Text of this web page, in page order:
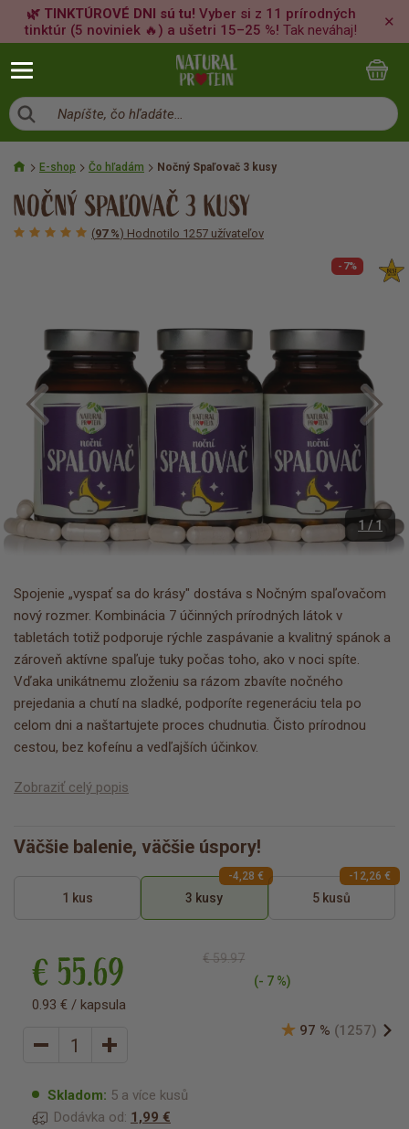
🌿 TINKTÚROVÉ DNI sú tu! Vyber si z 11 prírodných
tinktúr (5 noviniek 🔥) a ušetri 15–25 %! Tak neváhaj!
✕
Napíšte, čo hľadáte…
E-shop Čo hľadám Nočný Spaľovač 3 kusy
NOČNÝ SPAĽOVAČ 3 KUSY
(97 %) Hodnotilo 1257 užívateľov
-7%
1 / 1
Spojenie „vyspať sa do krásy" dostáva s Nočným spaľovačom
nový rozmer. Kombinácia 7 účinných prírodných látok v
tabletách totiž podporuje rýchle zaspávanie a kvalitný spánok a
zároveň aktívne spaľuje tuky počas toho, ako v noci spíte.
Vďaka unikátnemu zloženiu sa rázom zbavíte nočného
prejedania a chutí na sladké, podporíte regeneráciu tela po
celom dni a naštartujete proces chudnutia. Čisto prírodnou
cestou, bez kofeínu a vedľajších účinkov.
Zobraziť celý popis
Väčšie balenie, väčšie úspory!
1 kus 3 kusy
-4,28 €
5 kusů
-12,26 €
97 % (1257)
(- 7 %)
€ 59.97
€ 55.69
0.93 € / kapsula
Skladom: 5 a více kusů
Dodávka od: 1,99 €